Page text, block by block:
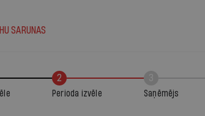
SARUNAS
2
Perioda izvēle Saņēmējs